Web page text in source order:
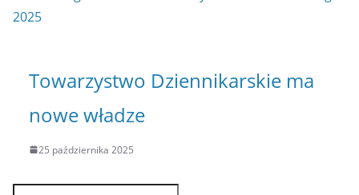
Towarzystwo Dziennikarskie ma
nowe władze
25 października 2025